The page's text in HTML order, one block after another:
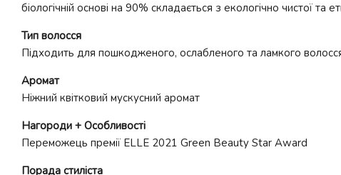
біологічній основі на 90% складається з екологічно чистої
Тип волосся
Підходить для пошкодженого, ослабленого та ламкого
Аромат
Ніжний квітковий мускусний аромат
Нагороди + Особливості
Переможець премії ELLE 2021 Green Beauty Star Award
Порада стиліста